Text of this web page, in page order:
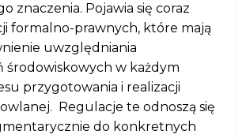
znaczenia. Pojawia się coraz
formalno-prawnych, które mają
uwzględniania
w każdym
przygotowania i realizacji
Regulacje te odnoszą się
do konkretnych